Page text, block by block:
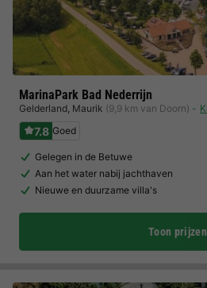
MarinaPark Bad Nederrijn
Gelderland, Maurik (9,9 km van Doorn)
7.8 Goed
Gelegen in de Betuwe
Aan het water nabij jachthaven
Nieuwe en duurzame villa's
Toon prijzen